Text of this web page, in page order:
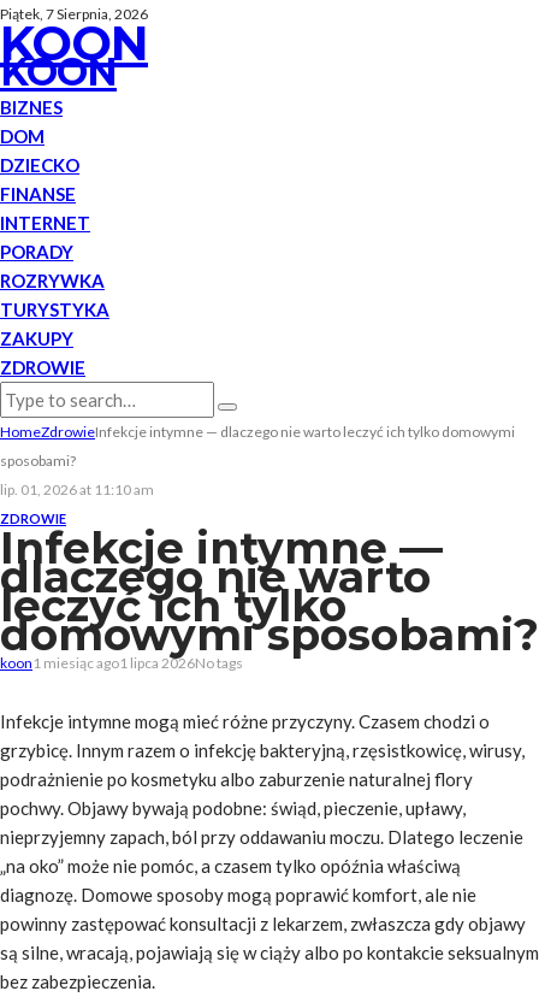
Piątek, 7 Sierpnia, 2026
KOON
KOON
BIZNES
DOM
DZIECKO
FINANSE
INTERNET
PORADY
ROZRYWKA
TURYSTYKA
ZAKUPY
ZDROWIE
HomeZdrowieInfekcje intymne — dlaczego nie warto leczyć ich tylko domowymi
sposobami?
lip. 01, 2026 at 11:10 am
ZDROWIE
Infekcje intymne —
dlaczego nie warto
leczyć ich tylko
domowymi sposobami?
koon 1 miesiąc ago1 lipca 2026No tags
Infekcje intymne mogą mieć różne przyczyny. Czasem chodzi o
grzybicę. Innym razem o infekcję bakteryjną, rzęsistkowicę, wirusy,
podrażnienie po kosmetyku albo zaburzenie naturalnej flory
pochwy. Objawy bywają podobne: świąd, pieczenie, upławy,
nieprzyjemny zapach, ból przy oddawaniu moczu. Dlatego leczenie
„na oko” może nie pomóc, a czasem tylko opóźnia właściwą
diagnozę. Domowe sposoby mogą poprawić komfort, ale nie
powinny zastępować konsultacji z lekarzem, zwłaszcza gdy objawy
są silne, wracają, pojawiają się w ciąży albo po kontakcie seksualnym
bez zabezpieczenia.